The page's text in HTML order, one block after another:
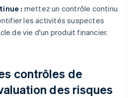
: mettez un contrôle continu
les activités suspectes
de vie d'un produit financier.
contrôles de
des risques